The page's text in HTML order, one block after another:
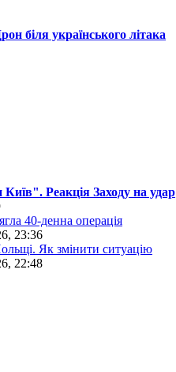
біля українського літака
Реакція Заходу на удар
40-денна операція
23:36
Як змінити ситуацію
22:48